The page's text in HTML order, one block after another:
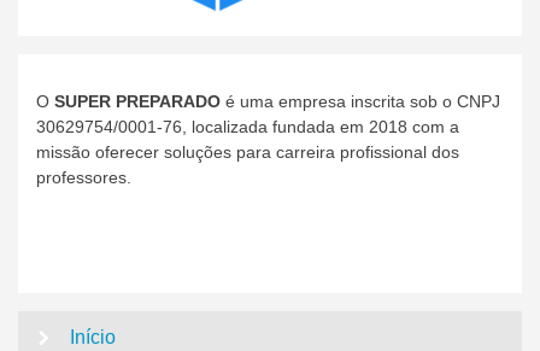
O SUPER PREPARADO é uma empresa inscrita sob o CNPJ
30629754/0001-76, localizada fundada em 2018 com a
missão oferecer soluções para carreira profissional dos
professores.
Início